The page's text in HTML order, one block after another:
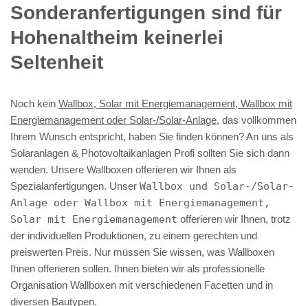
Sonderanfertigungen sind für
Hohenaltheim keinerlei
Seltenheit
Noch kein Wallbox, Solar mit Energiemanagement, Wallbox mit
Energiemanagement oder Solar-/Solar-Anlage, das vollkommen
Ihrem Wunsch entspricht, haben Sie finden können? An uns als
Solaranlagen & Photovoltaikanlagen Profi sollten Sie sich dann
wenden. Unsere Wallboxen offerieren wir Ihnen als
Spezialanfertigungen. Unser Wallbox und Solar-/Solar-
Anlage oder Wallbox mit Energiemanagement,
Solar mit Energiemanagement offerieren wir Ihnen, trotz
der individuellen Produktionen, zu einem gerechten und
preiswerten Preis. Nur müssen Sie wissen, was Wallboxen
Ihnen offerieren sollen. Ihnen bieten wir als professionelle
Organisation Wallboxen mit verschiedenen Facetten und in
diversen Bautypen.